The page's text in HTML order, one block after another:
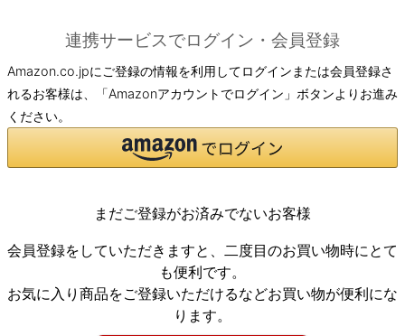
連携サービスでログイン・会員登録
Amazon.co.jpにご登録の情報を利用してログインまたは会員登録さ
れるお客様は、「Amazonアカウントでログイン」ボタンよりお進み
ください。
まだご登録がお済みでないお客様
会員登録をしていただきますと、二度目のお買い物時にとて
も便利です。
お気に入り商品をご登録いただけるなどお買い物が便利にな
ります。